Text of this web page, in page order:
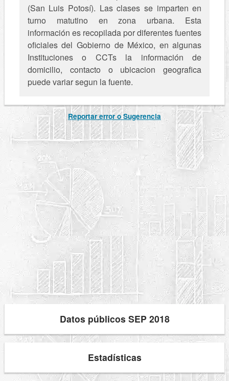
(San Luis Potosí). Las clases se imparten en
turno matutino en zona urbana. Esta
información es recopilada por diferentes fuentes
oficiales del Gobierno de México, en algunas
Instituciones o CCTs la información de
domicilio, contacto o ubicacion geografica
puede variar segun la fuente.
Reportar error o Sugerencia
Datos públicos SEP 2018
Estadísticas